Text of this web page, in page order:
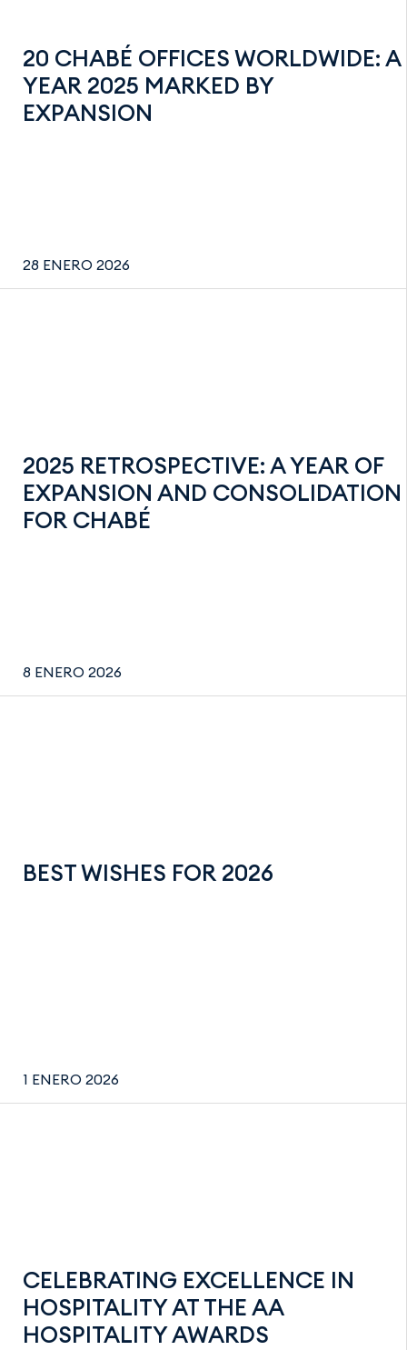
20 CHABÉ OFFICES WORLDWIDE: A
YEAR 2025 MARKED BY
EXPANSION
28 ENERO 2026
2025 RETROSPECTIVE: A YEAR OF
EXPANSION AND CONSOLIDATION
FOR CHABÉ
8 ENERO 2026
BEST WISHES FOR 2026
1 ENERO 2026
CELEBRATING EXCELLENCE IN
HOSPITALITY AT THE AA
HOSPITALITY AWARDS